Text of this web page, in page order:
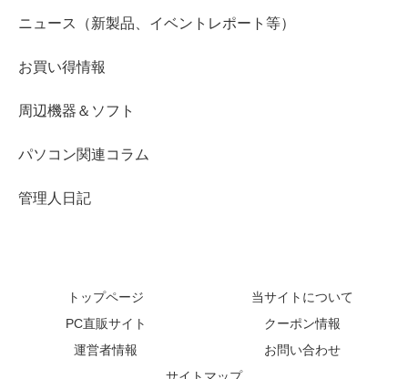
ニュース（新製品、イベントレポート等）
お買い得情報
周辺機器＆ソフト
パソコン関連コラム
管理人日記
トップページ
当サイトについて
PC直販サイト
クーポン情報
運営者情報
お問い合わせ